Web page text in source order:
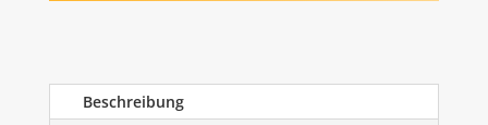
Beschreibung